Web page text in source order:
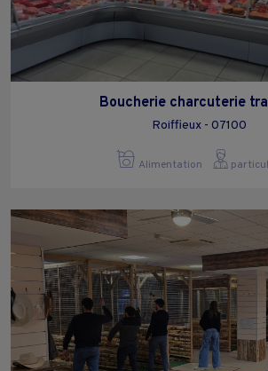
Boucherie charcuterie
Roiffieux - 07100
Alimentation